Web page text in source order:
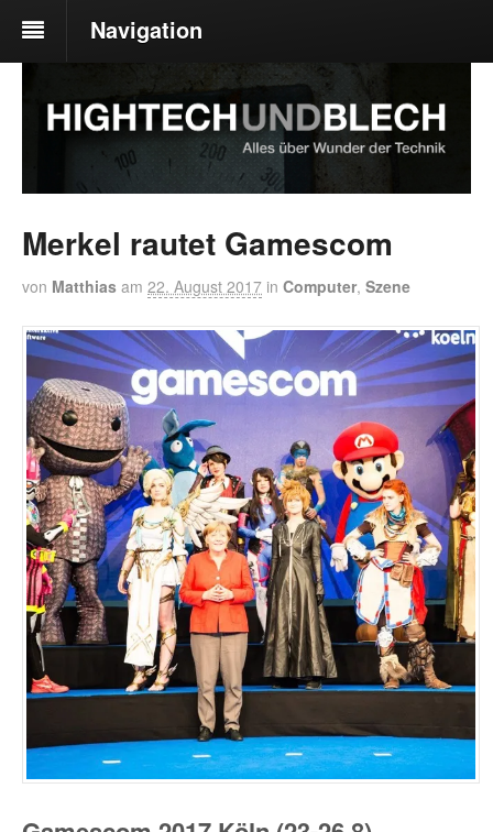
Navigation
Merkel rautet Gamescom
von Matthias am 22. August 2017 in Computer, Szene